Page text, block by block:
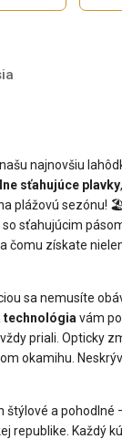
najnovšiu
sťahujúce plavky
plážovú sezónu!
so sťahujúcim
čomu získate
sa nemusíte
technológia vám
priali. Opticky
okamihu.
štýlové a pohodlné
republike. Každý